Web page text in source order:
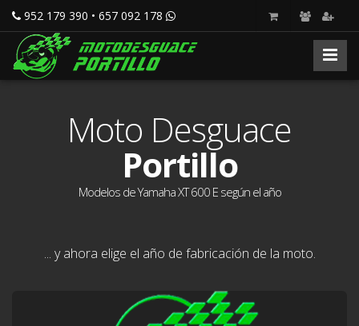
952 179 390 • 657 092 178
Moto Desguace
Portillo
Modelos de Yamaha XT 600 E según el año
... y ahora elige el año de fabricación de la moto.